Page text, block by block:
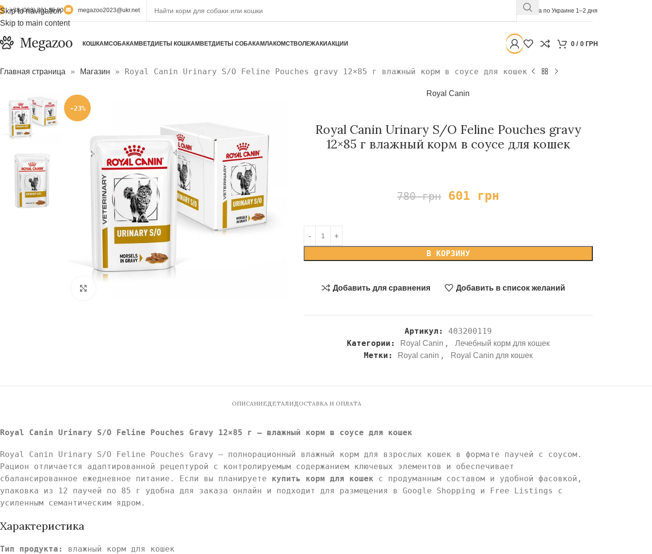
Skip to navigation
Skip to main content
+38 (098) 301 36 90 megazoo2023@ukr.net Доставка по Украине 1–2 дня
КОШКАМСОБАКАМ ВЕТДИЕТЫ КОШКАМ ВЕТДИЕТЫ СОБАКАМЛАКОМСТВОЛЕЖАКИАКЦИИ 0 / 0 ГРН
Главная страница » Магазин » Royal Canin Urinary S/O Feline Pouches gravy 12×85 г влажный корм в соусе для кошек
-23%
Royal Canin
Royal Canin Urinary S/O Feline Pouches gravy
12×85 г влажный корм в соусе для кошек
780грн 601 грн
В КОРЗИНУ
Добавить для сравнения Добавить в список желаний
Артикул: 403200119
Категории:
Royal Canin , Лечебный корм для кошек
Метки: Royal canin , Royal Canin для кошек
ОПИСАНИЕДЕТАЛИДОСТАВКА И ОПЛАТА
Royal Canin Urinary S/O Feline Pouches Gravy 12×85 г — влажный корм в соусе для кошек
Royal Canin Urinary S/O Feline Pouches Gravy — полнорационный влажный корм для взрослых кошек в формате паучей с соусом.
Рацион отличается адаптированной рецептурой с контролируемым содержанием ключевых элементов и обеспечивает
сбалансированное ежедневное питание. Если вы планируете купить корм для кошек с продуманным составом и удобной фасовкой,
упаковка из 12 паучей по 85 г удобна для заказа онлайн и подходит для размещения в Google Shopping и Free Listings с
усиленным семантическим ядром.
Характеристика
Тип продукта:
влажный корм для кошек